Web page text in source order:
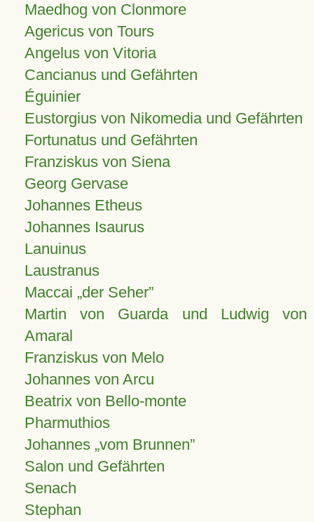
Maedhog von Clonmore
Agericus von Tours
Angelus von Vitoria
Cancianus und Gefährten
Éguinier
Eustorgius von Nikomedia und Gefährten
Fortunatus und Gefährten
Franziskus von Siena
Georg Gervase
Johannes Etheus
Johannes Isaurus
Lanuinus
Laustranus
Maccai „der Seher”
Martin von Guarda und Ludwig von
Amaral
Franziskus von Melo
Johannes von Arcu
Beatrix von Bello-monte
Pharmuthios
Johannes vom Brunnen
Salon und Gefährten
Senach
Stephan